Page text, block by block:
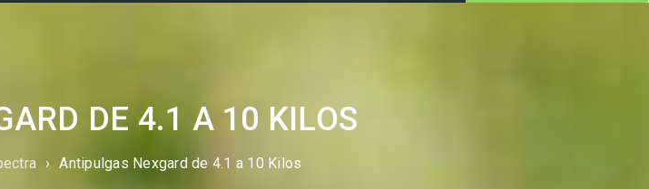
DE 4.1 A 10 KILOS
› Antipulgas Nexgard de 4.1 a 10 Kilos